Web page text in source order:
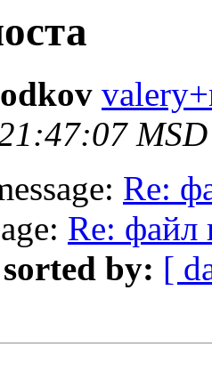
Re:
Re: файл
sorted by: [